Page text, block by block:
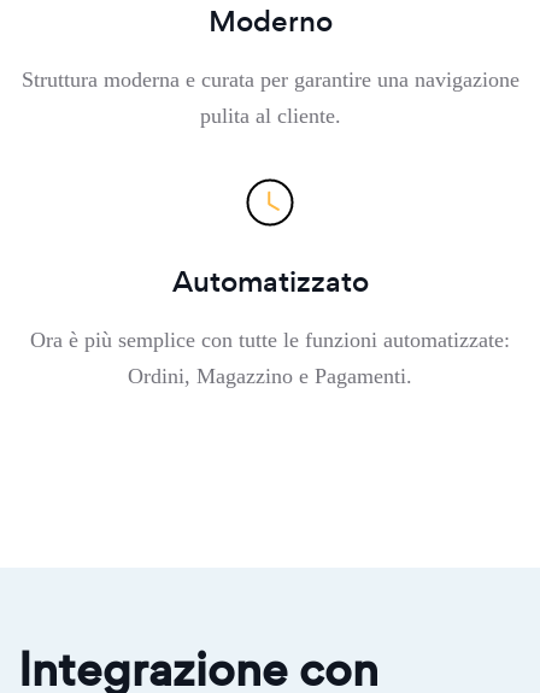
Moderno
Struttura moderna e curata per garantire una navigazione
pulita al cliente.
Automatizzato
Ora è più semplice con tutte le funzioni automatizzate:
Ordini, Magazzino e Pagamenti.
Integrazione con